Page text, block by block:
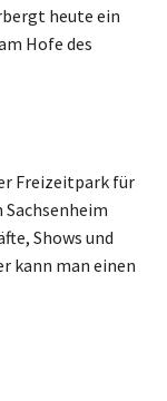
heute ein
Hofe des
Freizeitpark für
Shows und
kann man einen